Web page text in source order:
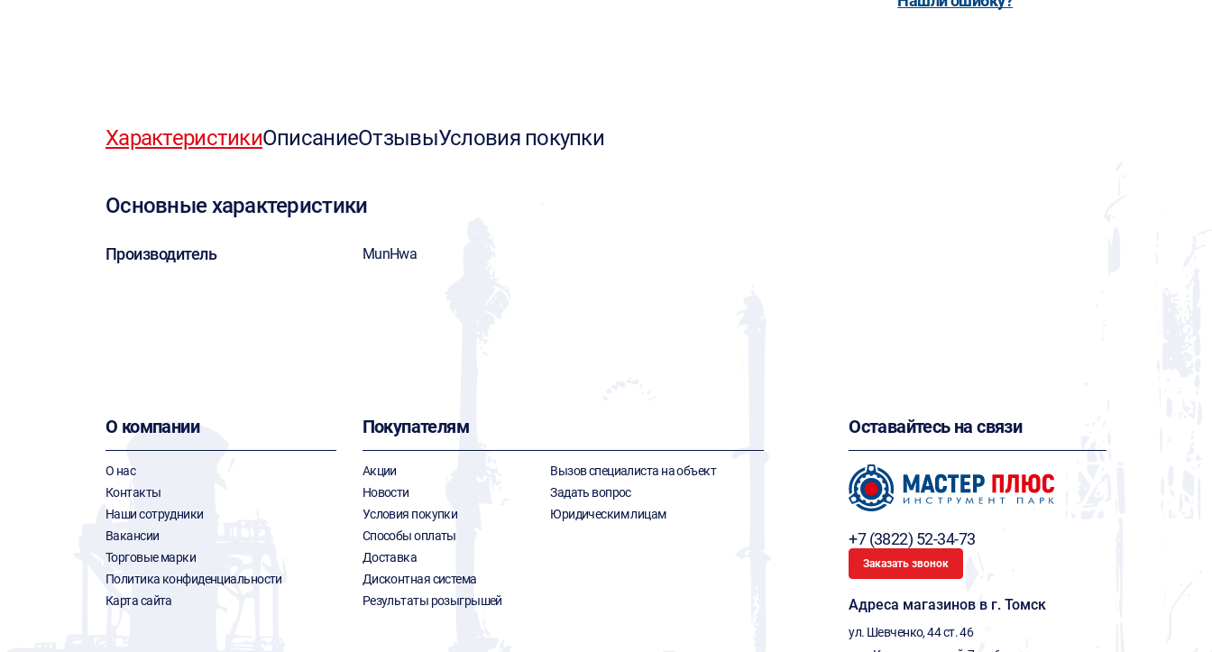
ХарактеристикиОписаниеОтзывыУсловия покупки
Основные характеристики
Производитель MunHwa
О компании
О нас
Контакты
Наши сотрудники
Вакансии
Торговые марки
Политика конфиденциальности
Карта сайта
Покупателям
Акции
Новости
Условия покупки
Способы оплаты
Доставка
Дисконтная система
Результаты розыгрышей
Вызов специалиста на объект
Задать вопрос
Юридическим лицам
Оставайтесь на связи
+7 (3822) 52-34-73
Заказать звонок
Адреса магазинов в г. Томск
ул. Шевченко, 44 ст. 46